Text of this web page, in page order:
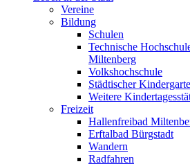
Vereine
Bildung
Schulen
Technische
Miltenberg
Volkshochschule
Städtischer
Weitere
Freizeit
Hallenfreibad
Erftalbad Bürgstadt
Wandern
Radfahren